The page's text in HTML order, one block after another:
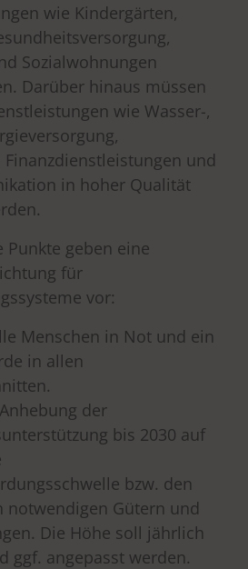
wie Kindergärten,
Sozialwohnungen
Darüber hinaus müssen
wie Wasser-,
und
in hoher Qualität
Punkte geben eine
für
vor:
Menschen in Not und ein
in allen
der
bis 2030 auf
bzw. den
notwendigen Gütern und
Die Höhe soll jährlich
ggf. angepasst werden.